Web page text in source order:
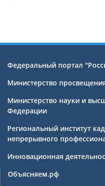
Федеральный портал
Министерство
Министерство науки и
Федерации
Региональный институт
непрерывного
Инновационная
Объясняем.рф